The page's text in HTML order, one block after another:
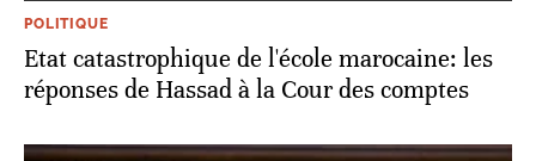
POLITIQUE
Etat catastrophique de l'école marocaine: les
réponses de Hassad à la Cour des comptes